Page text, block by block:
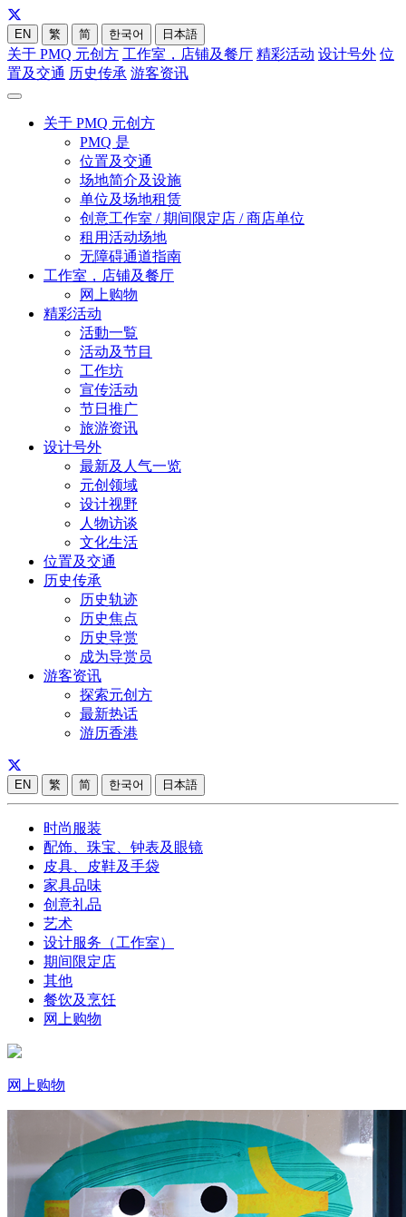
EN 繁 简 한국어 日本語
关于 PMQ 元创方 工作室，店铺及餐厅 精彩活动 设计号外 位
置及交通 历史传承 游客资讯
关于 PMQ 元创方
PMQ 是
位置及交通
场地简介及设施
单位及场地租赁
创意工作室 / 期间限定店 / 商店单位
租用活动场地
无障碍通道指南
工作室，店铺及餐厅
网上购物
精彩活动
活動一覧
活动及节目
工作坊
宣传活动
节日推广
旅游资讯
设计号外
最新及人气一览
元创领域
设计视野
人物访谈
文化生活
位置及交通
历史传承
历史轨迹
历史焦点
历史导赏
成为导赏员
游客资讯
探索元创方
最新热话
游历香港
EN 繁 简 한국어 日本語
时尚服装
配饰、珠宝、钟表及眼镜
皮具、皮鞋及手袋
家具品味
创意礼品
艺术
设计服务（工作室）
期间限定店
其他
餐饮及烹饪
网上购物
网上购物